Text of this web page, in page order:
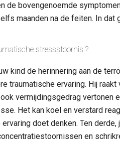
de bovengenoemde
maanden na de feiten. In dat
stressstoornis ?
kind de herinnering aan de
traumatische ervaring. Hij
vermijdingsgedrag
Het kan koel en verstard
doet denken. Ten
en